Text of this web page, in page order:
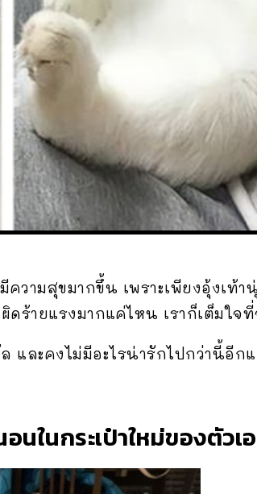
ามสุขมากขึ้น เพราะเพียงอุ้งเท้
ร้ายแรงมากแค่ไหน เราก็เต็มใจ
และคงไม่มีอะไรน่ารักไปกว่านี้อีก
ในกระเป๋าใหม่ของตัวเ